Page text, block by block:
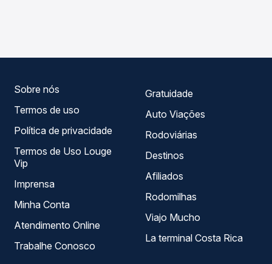
Sobre nós
Termos de uso
Política de privacidade
Termos de Uso Louge
Vip
Imprensa
Minha Conta
Atendimento Online
Trabalhe Conosco
Gratuidade
Auto Viações
Rodoviárias
Destinos
Afiliados
Rodomilhas
Viajo Mucho
La terminal Costa Rica